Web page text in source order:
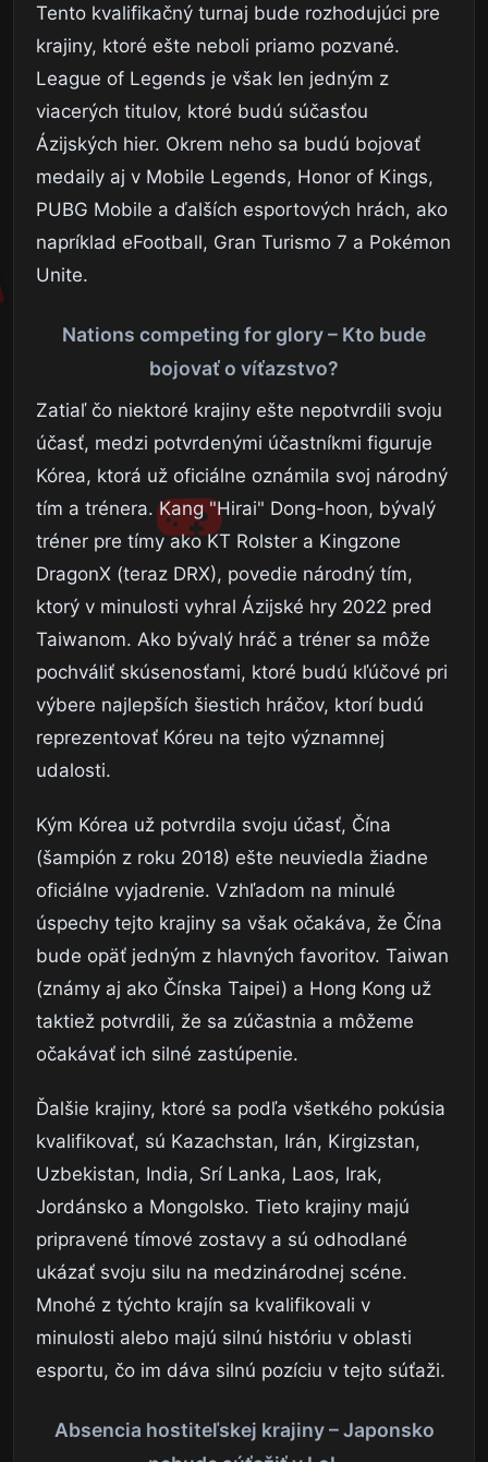
Tento kvalifikačný turnaj bude rozhodujúci pre
krajiny, ktoré ešte neboli priamo pozvané.
League of Legends je však len jedným z
viacerých titulov, ktoré budú súčasťou
Ázijských hier. Okrem neho sa budú bojovať
medaily aj v Mobile Legends, Honor of Kings,
PUBG Mobile a ďalších esportových hrách, ako
napríklad eFootball, Gran Turismo 7 a Pokémon
Unite.
Nations competing for glory – Kto bude
bojovať o víťazstvo?
Zatiaľ čo niektoré krajiny ešte nepotvrdili svoju
účasť, medzi potvrdenými účastníkmi figuruje
Kórea, ktorá už oficiálne oznámila svoj národný
tím a trénera. Kang "Hirai" Dong-hoon, bývalý
tréner pre tímy ako KT Rolster a Kingzone
DragonX (teraz DRX), povedie národný tím,
ktorý v minulosti vyhral Ázijské hry 2022 pred
Taiwanom. Ako bývalý hráč a tréner sa môže
pochváliť skúsenosťami, ktoré budú kľúčové pri
výbere najlepších šiestich hráčov, ktorí budú
reprezentovať Kóreu na tejto významnej
udalosti.
Kým Kórea už potvrdila svoju účasť, Čína
(šampión z roku 2018) ešte neuviedla žiadne
oficiálne vyjadrenie. Vzhľadom na minulé
úspechy tejto krajiny sa však očakáva, že Čína
bude opäť jedným z hlavných favoritov. Taiwan
(známy aj ako Čínska Taipei) a Hong Kong už
taktiež potvrdili, že sa zúčastnia a môžeme
očakávať ich silné zastúpenie.
Ďalšie krajiny, ktoré sa podľa všetkého pokúsia
kvalifikovať, sú Kazachstan, Irán, Kirgizstan,
Uzbekistan, India, Srí Lanka, Laos, Irak,
Jordánsko a Mongolsko. Tieto krajiny majú
pripravené tímové zostavy a sú odhodlané
ukázať svoju silu na medzinárodnej scéne.
Mnohé z týchto krajín sa kvalifikovali v
minulosti alebo majú silnú históriu v oblasti
esportu, čo im dáva silnú pozíciu v tejto súťaži.
Absencia hostiteľskej krajiny – Japonsko